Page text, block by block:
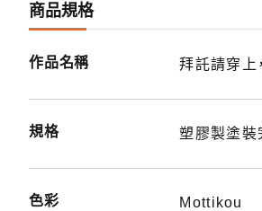
商品規格
作品名稱 拜託請穿上
規格 塑膠製塗裝
色彩 Mottikou